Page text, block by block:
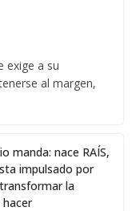
exige a su
al margen,
manda: nace RAÍS,
impulsado por
la
hacer